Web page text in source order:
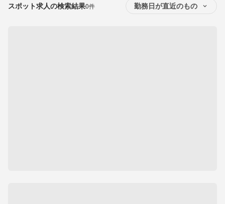
スポット求人の検索結果0件 勤務日が直近のもの